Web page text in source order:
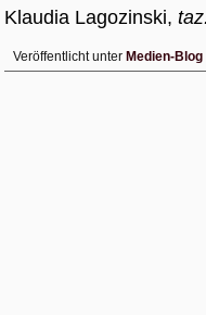
Klaudia Lagozinski,
Veröffentlicht unter Medien-Blog